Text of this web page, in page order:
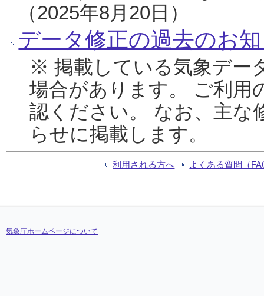
（2025年8月20日）
データ修正の過去のお
※ 掲載している気象デー
場合があります。 ご利用
認ください。 なお、主な
らせに掲載します。
利用される方へ よくある質問（
気象庁ホームページについて